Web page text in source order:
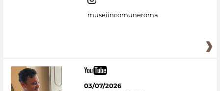
museiincomuneroma
03/07/2026